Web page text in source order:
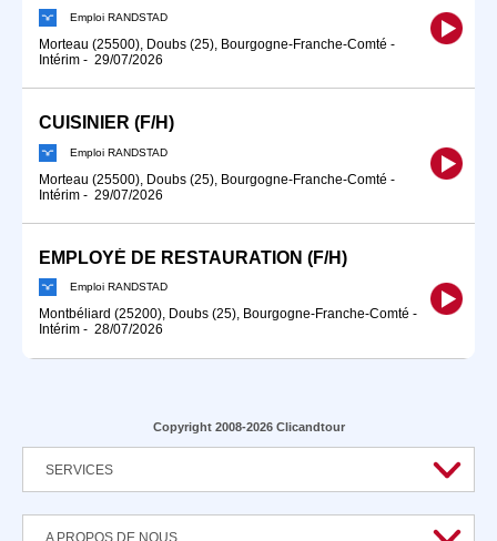
Emploi RANDSTAD
Morteau (25500), Doubs (25), Bourgogne-Franche-Comté -
Intérim - 29/07/2026
CUISINIER (F/H)
Emploi RANDSTAD
Morteau (25500), Doubs (25), Bourgogne-Franche-Comté -
Intérim - 29/07/2026
EMPLOYÉ DE RESTAURATION (F/H)
Emploi RANDSTAD
Montbéliard (25200), Doubs (25), Bourgogne-Franche-Comté -
Intérim - 28/07/2026
Copyright 2008-2026 Clicandtour
SERVICES
A PROPOS DE NOUS